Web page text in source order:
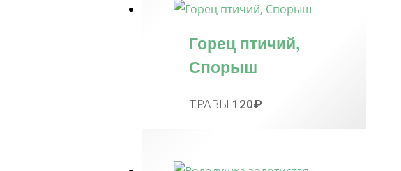
Горец птичий,
Спорыш
ТРАВЫ 120₽